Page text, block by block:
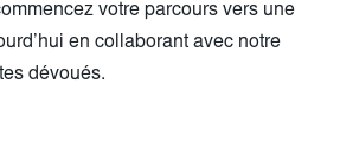
votre parcours vers une
en collaborant avec notre
dévoués.